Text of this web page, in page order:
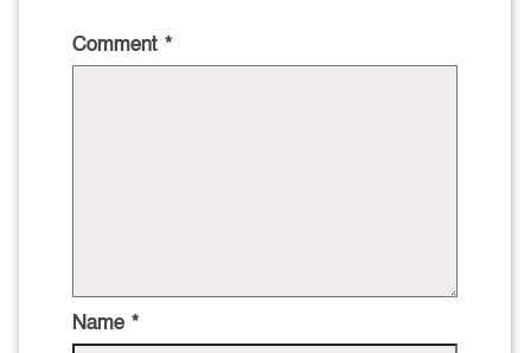
Comment *
Name *